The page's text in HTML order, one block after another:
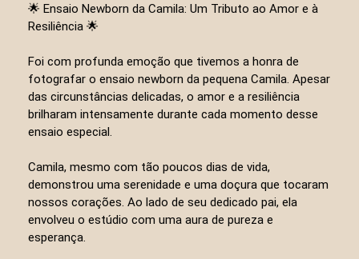
🌟 Ensaio Newborn da Camila: Um Tributo ao Amor e à
Resiliência 🌟
Foi com profunda emoção que tivemos a honra de
fotografar o ensaio newborn da pequena Camila. Apesar
das circunstâncias delicadas, o amor e a resiliência
brilharam intensamente durante cada momento desse
ensaio especial.
Camila, mesmo com tão poucos dias de vida,
demonstrou uma serenidade e uma doçura que tocaram
nossos corações. Ao lado de seu dedicado pai, ela
envolveu o estúdio com uma aura de pureza e
esperança.